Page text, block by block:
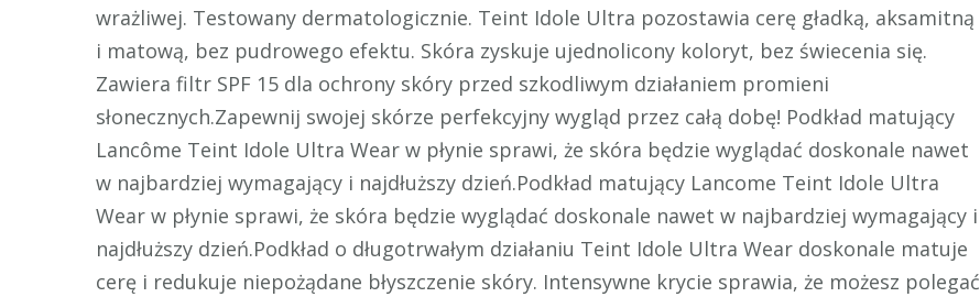
wrażliwej. Testowany dermatologicznie. Teint Idole Ultra pozostawia cerę gładką, aksamitną
i matową, bez pudrowego efektu. Skóra zyskuje ujednolicony koloryt, bez świecenia się.
Zawiera filtr SPF 15 dla ochrony skóry przed szkodliwym działaniem promieni
słonecznych.Zapewnij swojej skórze perfekcyjny wygląd przez całą dobę! Podkład matujący
Lancôme Teint Idole Ultra Wear w płynie sprawi, że skóra będzie wyglądać doskonale nawet
w najbardziej wymagający i najdłuższy dzień.Podkład matujący Lancome Teint Idole Ultra
Wear w płynie sprawi, że skóra będzie wyglądać doskonale nawet w najbardziej wymagający i
najdłuższy dzień.Podkład o długotrwałym działaniu Teint Idole Ultra Wear doskonale matuje
cerę i redukuje niepożądane błyszczenie skóry. Intensywne krycie sprawia, że możesz polegać